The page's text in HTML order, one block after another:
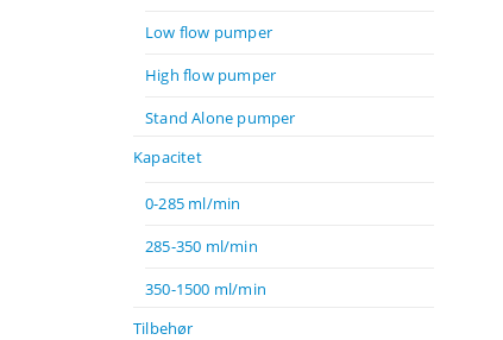
Low flow pumper
High flow pumper
Stand Alone pumper
Kapacitet
0-285 ml/min
285-350 ml/min
350-1500 ml/min
Tilbehør